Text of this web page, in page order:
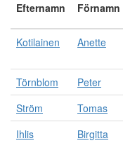
Efternamn Förnamn
Kotilainen Anette
Törnblom Peter
Ström
Tomas
Ihlis
Birgitta